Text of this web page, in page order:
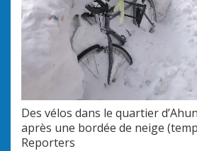
Des vélos dans le quartier
après une bordée de neige
Reporters